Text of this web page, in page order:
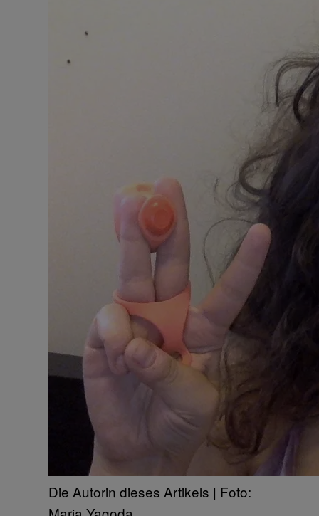
Die Autorin dieses Artikels | Foto: